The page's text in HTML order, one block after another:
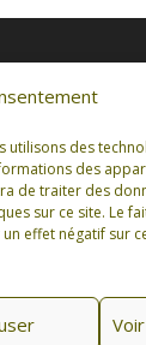
des
des
de traiter des
sur ce site. Le
effet négatif sur
ad